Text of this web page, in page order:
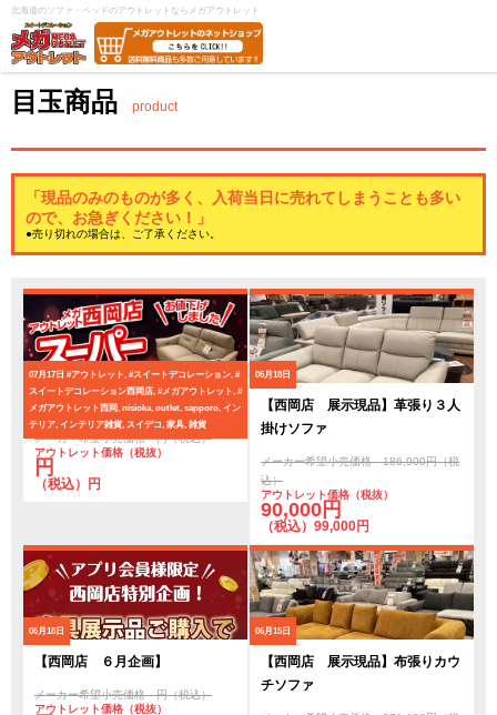
北海道のソファ・ベッドのアウトレットならメガアウトレット
目玉商品 product
「現品のみのものが多く、入荷当日に売れてしまうことも多い
ので、お急ぎください！」
●売り切れの場合は、ご了承ください。
07月17日 #アウトレット, #スイートデコレーション, #
スイートデコレーション西岡店, #メガアウトレット, #
メガアウトレット西岡, nisioka, outlet, sapporo, イン
テリア, インテリア雑貨, スイデコ, 家具, 雑貨
スーパーアウトレットセール
メーカー希望小売価格 円（税込）
アウトレット価格（税抜）
円
（税込）円
06月18日
【西岡店 展示現品】革張り３人
掛けソファ
メーカー希望小売価格 186,900円（税
込）
アウトレット価格（税抜）
90,000円
（税込）99,000円
06月18日
【西岡店 ６月企画】
メーカー希望小売価格 円（税込）
アウトレット価格（税抜）
06月15日
【西岡店 展示現品】布張りカウ
チソファ